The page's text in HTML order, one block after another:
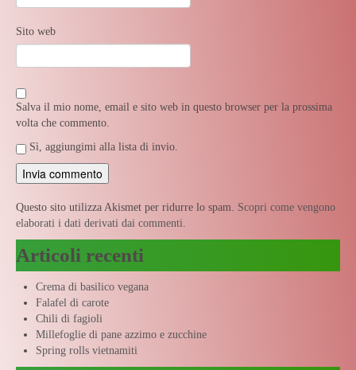
Sito web
Salva il mio nome, email e sito web in questo browser per la prossima
volta che commento.
Sì, aggiungimi alla lista di invio.
Questo sito utilizza Akismet per ridurre lo spam. Scopri come vengono
elaborati i dati derivati dai commenti
Articoli recenti
Crema di basilico vegana
Falafel di carote
Chili di fagioli
Millefoglie di pane azzimo e zucchine
Spring rolls vietnamiti